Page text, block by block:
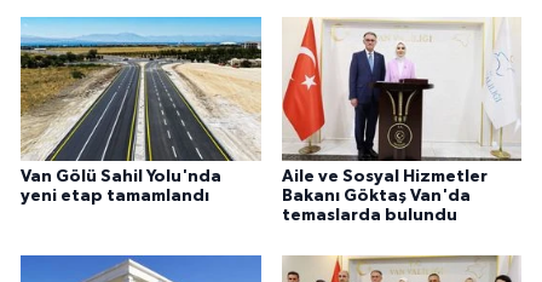
Van Gölü Sahil Yolu'nda
yeni etap tamamlandı
Aile ve Sosyal Hizmetler
Bakanı Göktaş Van'da
temaslarda bulundu